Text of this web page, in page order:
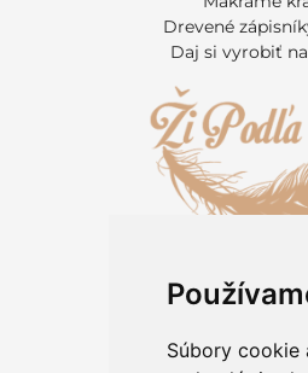
Súbory cookie
Drevené
Daj si vyrobiť
Informácie pre
Kontakt